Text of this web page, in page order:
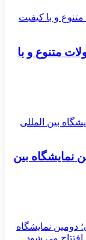
متنوع و با
نمایشگاه بین